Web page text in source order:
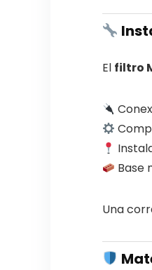
El filtro
Base
Una